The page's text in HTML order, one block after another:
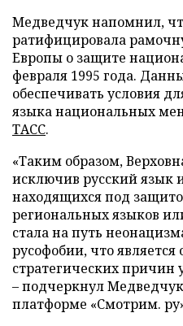
Медведчук напомнил,
ратифицировала
Европы о защите
февраля 1995 года.
обеспечивать условия
языка национальных
ТАСС.
«Таким образом,
исключив русский язык
находящихся под
региональных языков
стала на путь
русофобии, что
стратегических причин
– подчеркнул Медведчук
платформе «Смотрим.